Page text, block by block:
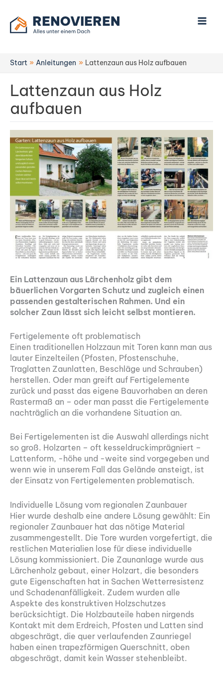
Inhalt
springen
Start Anleitungen Lattenzaun aus Holz aufbauen
Lattenzaun aus Holz
aufbauen
Ein Lattenzaun aus Lärchenholz gibt dem
bäuerlichen ­Vorgarten Schutz und zugleich einen
passenden gestalterischen Rahmen. Und ein
solcher Zaun lässt sich leicht selbst montieren.
Fertigelemente oft problematisch
Einen traditionellen Holzzaun mit Toren kann man aus
lauter Einzelteilen (Pfosten, Pfostenschuhe,
Traglatten Zaunlatten, Beschläge und Schrauben)
herstellen. Oder man greift auf Fertigelemente
zurück und passt das eigene Bauvorhaben an deren
Rastermaß an – oder man passt die Fertigelemente
nachträglich an die vorhandene Situation an.
Bei Fertigelementen ist die Auswahl allerdings nicht
so groß. Holzarten – oft kesseldruckimprägniert –
Lattenform, -höhe und -weite sind vorgegeben und
wenn wie in unserem Fall das Gelände ansteigt, ist
der Einsatz von Fertigelementen problematisch.
Individuelle Lösung vom regionalen Zaunbauer
Hier wurde deshalb eine andere Lösung gewählt: Ein
regionaler Zaunbauer hat das nötige Material
zusammengestellt. Die Tore wurden vorgefertigt, die
restlichen Materialien lose für diese individuelle
Lösung kommissioniert. Die Zaunanlage wurde aus
Lärchenholz gebaut, einer Holzart, die besonders
gute Eigenschaften hat in Sachen Wetterresistenz
und Schadenanfälligkeit. Zudem wurden alle
Aspekte des konstruktiven Holzschutzes
berücksichtigt. Die Holzbauteile haben nirgends
Kontakt mit dem Erdreich, Pfosten und Latten sind
abgeschrägt, die quer verlaufenden Zaunriegel
haben einen trapezförmigen Querschnitt, oben
abgeschrägt, damit kein Wasser stehenbleibt.